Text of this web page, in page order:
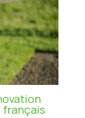
français